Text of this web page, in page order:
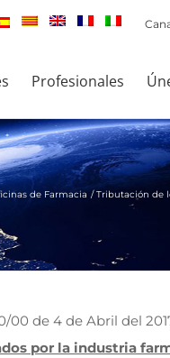
Profesionales
de Farmacia Tributación de
00 de 4 de Abril del
por la industria